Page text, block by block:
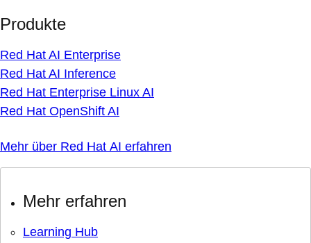
Produkte
Red Hat AI Enterprise
Red Hat AI Inference
Red Hat Enterprise Linux AI
Red Hat OpenShift AI
Mehr über Red Hat AI erfahren
Mehr erfahren
Learning Hub